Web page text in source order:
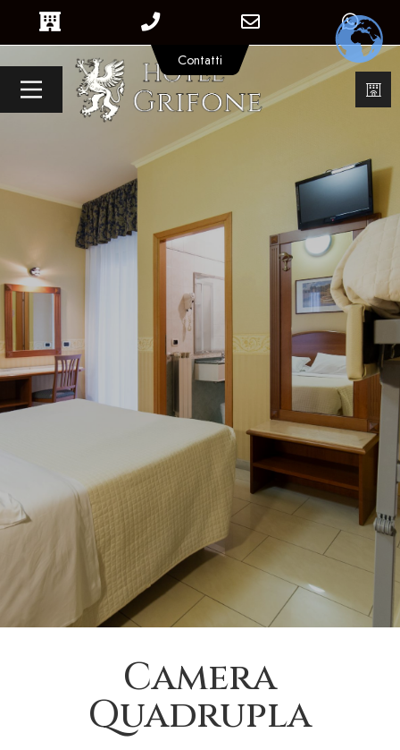
Camera
Quadrupla
Contatti